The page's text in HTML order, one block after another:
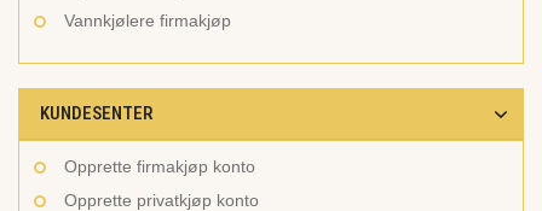
Vannkjølere firmakjøp
KUNDESENTER
Opprette firmakjøp konto
Opprette privatkjøp konto